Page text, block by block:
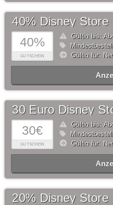
40%
GUTSCHEIN
40% Disney Store
Gültig bis:
Gültig für:
30€
GUTSCHEIN
30 Euro Disney
Gültig bis:
Gültig für:
20% Disney Store